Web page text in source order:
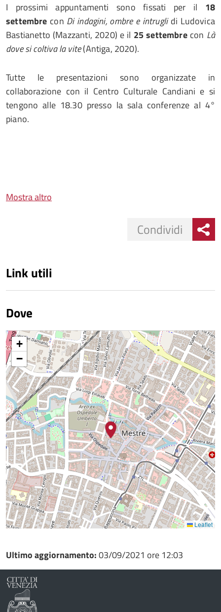
I prossimi appuntamenti sono fissati per il 18
settembre con Di indagini, ombre e intruglidi Ludovica
Bastianetto (Mazzanti, 2020) e il 25 settembrecon Là
dove si coltiva la vite(Antiga, 2020).
Tutte le presentazioni sono organizzate in
collaborazione con il Centro Culturale Candiani e si
tengono alle 18.30 presso la sala conferenze al 4°
piano.
Mostra altro
Condividi
Link utili
Dove
+
−
Leaflet
Ultimo aggiornamento:03/09/2021 ore 12:03